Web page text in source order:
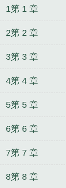
1第 1 章
2第 2 章
3第 3 章
4第 4 章
5第 5 章
6第 6 章
7第 7 章
8第 8 章